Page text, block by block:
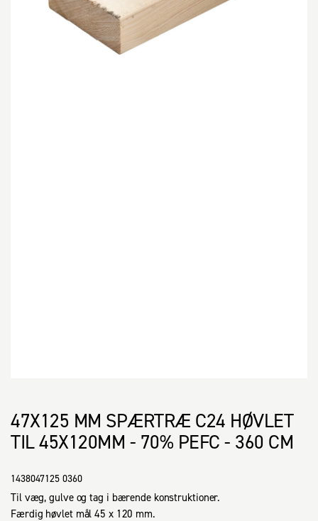
47X125 MM SPÆRTRÆ C24 HØVLET
TIL 45X120MM - 70% PEFC - 360 CM
1438047125 0360
Til væg, gulve og tag i bærende konstruktioner.
Færdig høvlet mål 45 x 120 mm.